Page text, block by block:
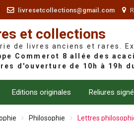
livresetcollections@gmail.com
et collections
de livres anciens et rares.
Editions originales Reliures
Philosophie Lettres